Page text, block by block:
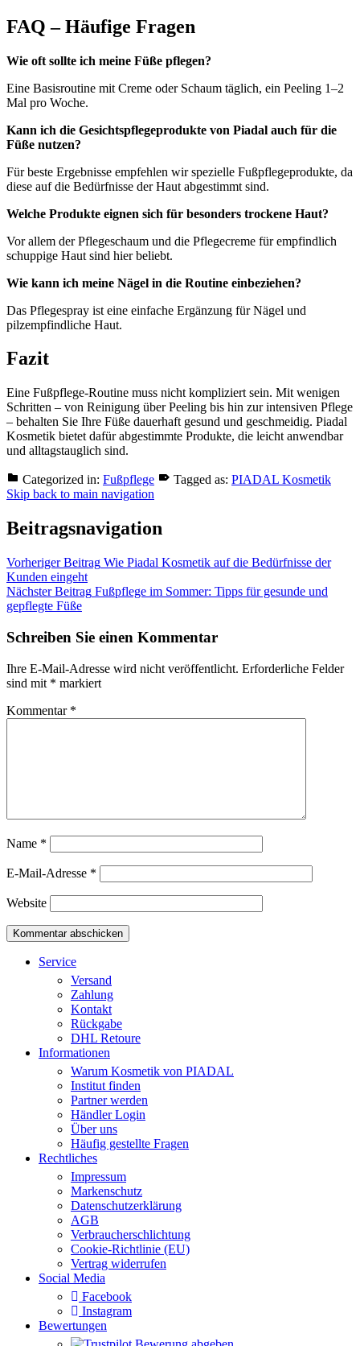
FAQ – Häufige Fragen
Wie oft sollte ich meine Füße pflegen?
Eine Basisroutine mit Creme oder Schaum täglich, ein Peeling 1–2
Mal pro Woche.
Kann ich die Gesichtspflegeprodukte von Piadal auch für die
Füße nutzen?
Für beste Ergebnisse empfehlen wir spezielle Fußpflegeprodukte, da
diese auf die Bedürfnisse der Haut abgestimmt sind.
Welche Produkte eignen sich für besonders trockene Haut?
Vor allem der Pflegeschaum und die Pflegecreme für empfindlich
schuppige Haut sind hier beliebt.
Wie kann ich meine Nägel in die Routine einbeziehen?
Das Pflegespray ist eine einfache Ergänzung für Nägel und
pilzempfindliche Haut.
Fazit
Eine Fußpflege-Routine muss nicht kompliziert sein. Mit wenigen
Schritten – von Reinigung über Peeling bis hin zur intensiven Pflege
– behalten Sie Ihre Füße dauerhaft gesund und geschmeidig. Piadal
Kosmetik bietet dafür abgestimmte Produkte, die leicht anwendbar
und alltagstauglich sind.
Categorized in: Fußpflege Tagged as: PIADAL Kosmetik
Skip back to main navigation
Beitragsnavigation
Vorheriger Beitrag Wie Piadal Kosmetik auf die Bedürfnisse der
Kunden eingeht
Nächster Beitrag Fußpflege im Sommer: Tipps für gesunde und
gepflegte Füße
Schreiben Sie einen Kommentar
Ihre E-Mail-Adresse wird nicht veröffentlicht. Erforderliche Felder
sind mit * markiert
Kommentar *
Name *
E-Mail-Adresse *
Website
Service
Versand
Zahlung
Kontakt
Rückgabe
DHL Retoure
Informationen
Warum Kosmetik von PIADAL
Institut finden
Partner werden
Händler Login
Über uns
Häufig gestellte Fragen
Rechtliches
Impressum
Markenschutz
Datenschutzerklärung
AGB
Verbraucherschlichtung
Cookie-Richtlinie (EU)
Vertrag widerrufen
Social Media
Facebook
Instagram
Bewertungen